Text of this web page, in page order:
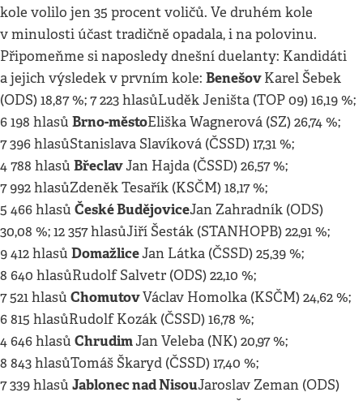
kole volilo jen 35 procent voličů. Ve druhém kole
v minulosti účast tradičně opadala, i na polovinu.
Připomeňme si naposledy dnešní duelanty: Kandidáti
a jejich výsledek v prvním kole: BenešovKarel Šebek
(ODS) 18,87 %; 7 223 hlasůLuděk Jeništa (TOP 09) 16,19 %;
6 198 hlasů Brno-městoEliška Wagnerová (SZ) 26,74 %;
7 396 hlasůStanislava Slavíková (ČSSD) 17,31 %;
4 788 hlasů BřeclavJan Hajda (ČSSD) 26,57 %;
7 992 hlasůZdeněk Tesařík (KSČM) 18,17 %;
5 466 hlasů České BudějoviceJan Zahradník (ODS)
30,08 %; 12 357 hlasůJiří Šesták (STANHOPB) 22,91 %;
9 412 hlasů DomažliceJan Látka (ČSSD) 25,39 %;
8 640 hlasůRudolf Salvetr (ODS) 22,10 %;
7 521 hlasů ChomutovVáclav Homolka (KSČM) 24,62 %;
6 815 hlasůRudolf Kozák (ČSSD) 16,78 %;
4 646 hlasů ChrudimJan Veleba (NK) 20,97 %;
8 843 hlasůTomáš Škaryd (ČSSD) 17,40 %;
7 339 hlasů Jablonec nad NisouJaroslav Zeman (ODS)